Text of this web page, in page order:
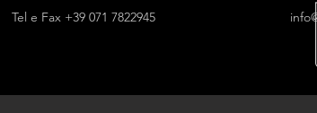
Tel e Fax +39 071 7822945